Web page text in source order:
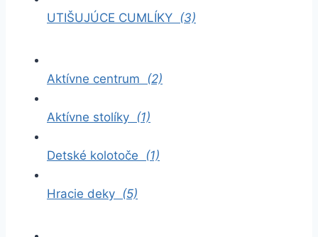
UTIŠUJÚCE CUMLÍKY (3)
Aktívne centrum (2)
Aktívne stolíky (1)
Detské kolotoče (1)
Hracie deky (5)